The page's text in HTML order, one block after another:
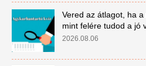
Vered az átlagot, ha
mint felére tudod a jó
2026.08.06